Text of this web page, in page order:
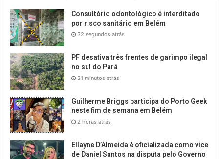
Consultório odontológico é interditado
por risco sanitário em Belém
32 segundos atrás
PF desativa três frentes de garimpo ilegal
no sul do Pará
31 minutos atrás
Guilherme Briggs participa do Porto Geek
neste fim de semana em Belém
2 horas atrás
Ellayne D’Almeida é oficializada como vice
de Daniel Santos na disputa pelo Governo